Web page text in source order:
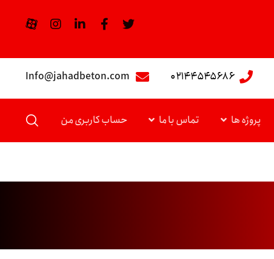
Info@jahadbeton.com ۰۲۱۴۴۵۴۵۶۸۶
پروژه ها تماس با ما حساب کاربری من